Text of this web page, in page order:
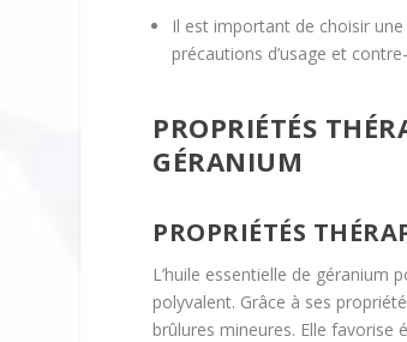
Il est important de choisir
précautions d’usage et
PROPRIÉTÉS
GÉRANIUM
PROPRIÉTÉS
L’huile essentielle de
polyvalent. Grâce à ses
brûlures mineures. Elle